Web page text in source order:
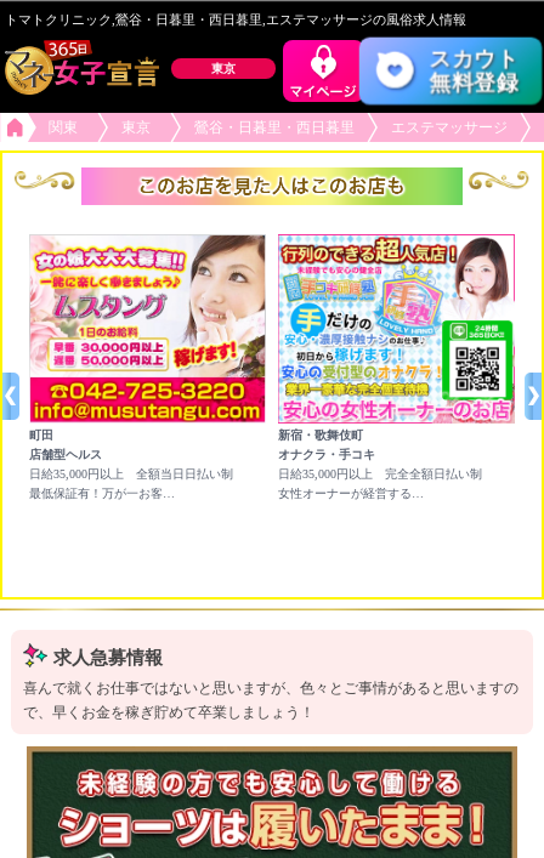
トマトクリニック,鶯谷・日暮里・西日暮里,エステマッサージの風俗求人情報
東京
スカウト
無料登録
関東 東京 鶯谷・日暮里・西日暮里 エステマッサージ
町田
店舗型ヘルス
日給35,000円以上 全額当日日払い制
新宿・歌舞伎町
オナクラ・手コキ
日給35,000円以上 完全全額日払い制
求人急募情報
喜んで就くお仕事ではないと思いますが、色々とご事情があると思いますの
で、早くお金を稼ぎ貯めて卒業しましょう！